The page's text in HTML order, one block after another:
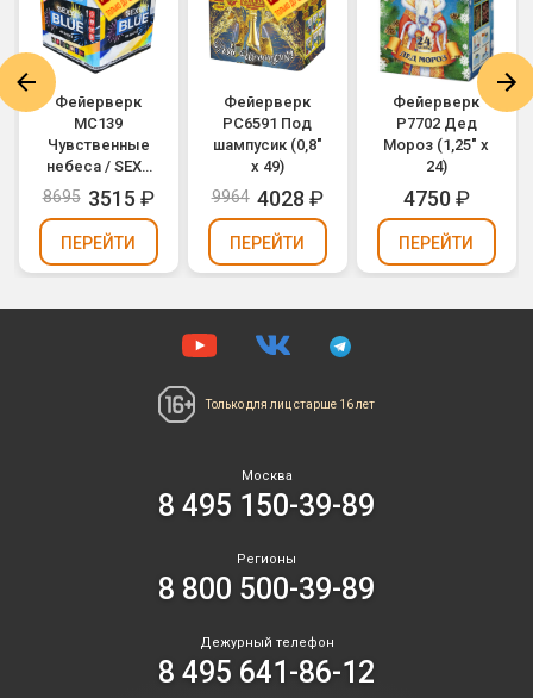
Фейерверк
MC139
Чувственные
небеса / SEXY
BLUE (0,8" х 49)
8695 3515 ₽
ПЕРЕЙТИ
Фейерверк
РС6591 Под
шампусик (0,8"
х 49)
9964 4028 ₽
ПЕРЕЙТИ
Фейерверк
Р7702 Дед
Мороз (1,25" х
24)
4750₽
ПЕРЕЙТИ
Только для лиц старше 16 лет
Москва
8 495 150-39-89
Регионы
8 800 500-39-89
Дежурный телефон
8 495 641-86-12